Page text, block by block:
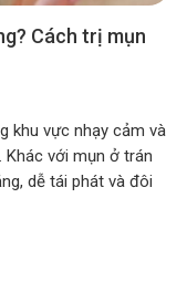
Cách trị mụn
khu vực nhạy cảm và
với mụn ở trán
dễ tái phát và đôi